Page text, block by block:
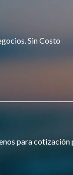
Sin Costo
para